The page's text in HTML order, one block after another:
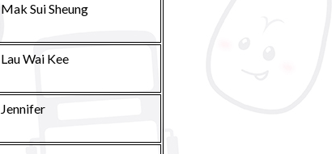
Mak Sui Sheung
Lau Wai Kee
Jennifer